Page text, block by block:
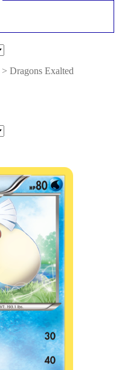
> Dragons Exalted